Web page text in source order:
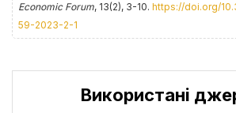
Economic Forum, 13(2), 3-10. https://doi.org/
59-2023-2-1
Використані